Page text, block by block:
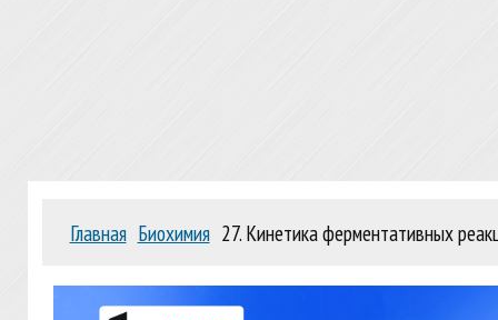
Главная Биохимия 27. Кинетика ферментативных